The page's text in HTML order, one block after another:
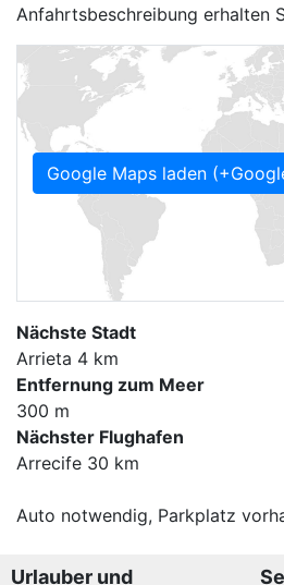
Anfahrtsbeschreibung erhalten
Google Maps laden
Nächste Stadt
Arrieta 4 km
Entfernung zum Meer
300 m
Nächster Flughafen
Arrecife 30 km
Auto notwendig, Parkplatz
Urlauber und